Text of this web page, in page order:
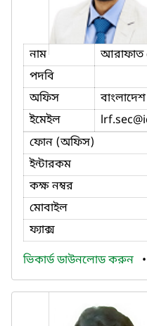
নাম
আরাফাত
পদবি
অফিস
ইমেইল
lrf.sec
ফোন (অফিস)
ইন্টারকম
কক্ষ নম্বর
মোবাইল
ফ্যাক্স
ভিকার্ড ডাউনলোড করুন •